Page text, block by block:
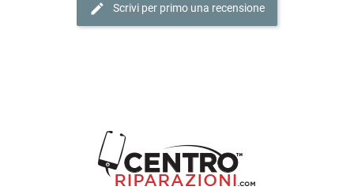
edit Scrivi per primo una recensione